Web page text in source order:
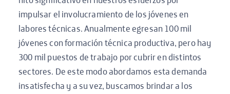
impulsar el involucramiento de los jóvenes en
labores técnicas. Anualmente egresan 100 mil
jóvenes con formación técnica productiva, pero hay
300 mil puestos de trabajo por cubrir en distintos
sectores. De este modo abordamos esta demanda
insatisfecha y a su vez, buscamos brindar a los